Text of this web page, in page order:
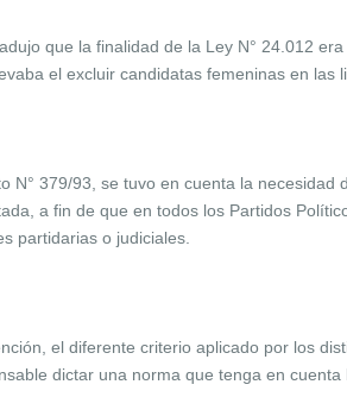
que la finalidad de la Ley N° 24.012
el excluir candidatas femeninas en las
N° 379/93, se tuvo en cuenta la
a fin de que en todos los Partidos
partidarias o judiciales.
el diferente criterio aplicado por los
dictar una norma que tenga en